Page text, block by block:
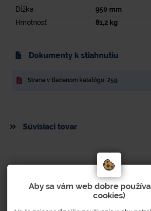
Dĺžka
950 mm
Hmotnosť
81,2 kg
Dokumenty k stiahnutiu
Strana v tlačenom katalógu: 259
Súvisiaci tovar
Aby sa vám web dobre
cookies)